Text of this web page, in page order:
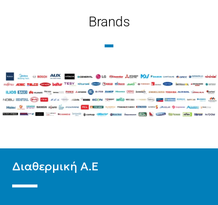
ΤΎΠΟΣ ΛΕΙΤ.
ΒΆΣΗ
Κεραμοσκεπή
ΕΠΙΦΆΝΕΙΑ(M2) 4
Brands
Διαθερμική Α.Ε